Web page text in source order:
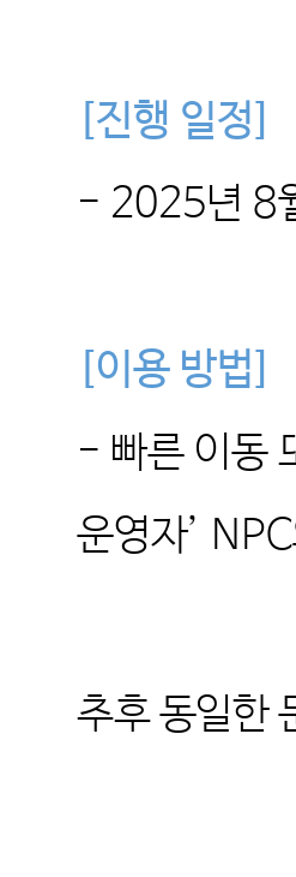
[진행 일정
- 2025년 8
[이용 방법
- 빠른 이동
운영자’
추후 동일한